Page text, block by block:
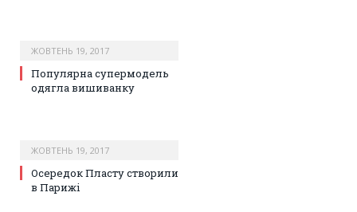
ЖОВТЕНЬ 19, 2017
Популярна супермодель
одягла вишиванку
ЖОВТЕНЬ 19, 2017
Осередок Пласту створили
в Парижі